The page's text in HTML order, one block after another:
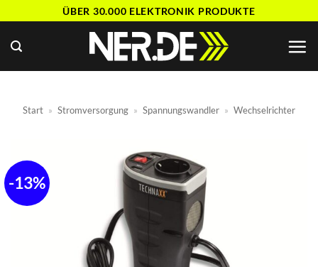
springen
ÜBER 30.000 ELEKTRONIK PRODUKTE
Start » Stromversorgung » Spannungswandler » Wechselrichter
-13%